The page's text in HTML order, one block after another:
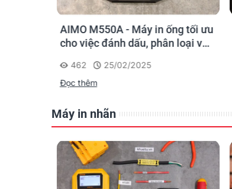
AIMO M550A - Máy in ống tối ưu
cho việc đánh dấu, phân loại và
462
25/02/2025
Đọc thêm
Máy in nhãn